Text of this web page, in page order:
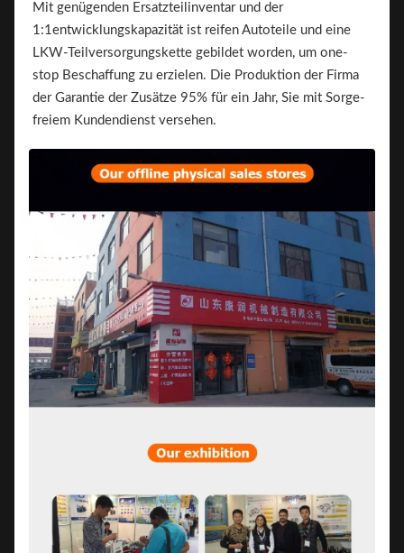
Mit genügenden Ersatzteilinventar und der
1:1entwicklungskapazität ist reifen Autoteile und eine
LKW-Teilversorgungskette gebildet worden, um one-
stop Beschaffung zu erzielen. Die Produktion der Firma
der Garantie der Zusätze 95% für ein Jahr, Sie mit Sorge-
freiem Kundendienst versehen.